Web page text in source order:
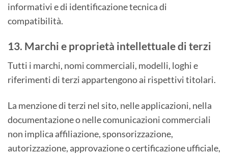
informativi e di identificazione tecnica di
compatibilità.
13. Marchi e proprietà intellettuale di terzi
Tutti i marchi, nomi commerciali, modelli, loghi e
riferimenti di terzi appartengono ai rispettivi titolari.
La menzione di terzi nel sito, nelle applicazioni, nella
documentazione o nelle comunicazioni commerciali
non implica affiliazione, sponsorizzazione,
autorizzazione, approvazione o certificazione ufficiale,